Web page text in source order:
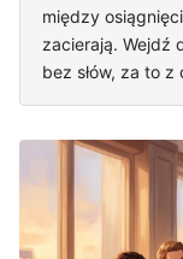
między
zacierają. Wejdź
bez słów, za to z